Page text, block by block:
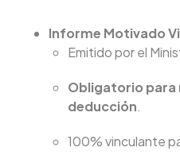
Informe Motivado
Emitido por el
Obligatorio para
deducción.
100% vinculante